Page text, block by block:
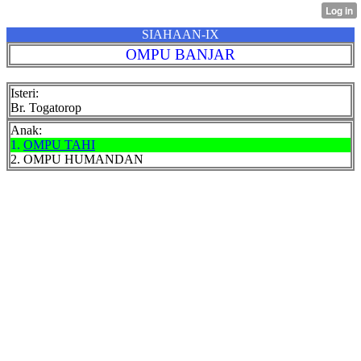
SIAHAAN-IX
OMPU BANJAR
Isteri:
Br. Togatorop
Anak:
1. OMPU TAHI
2. OMPU HUMANDAN